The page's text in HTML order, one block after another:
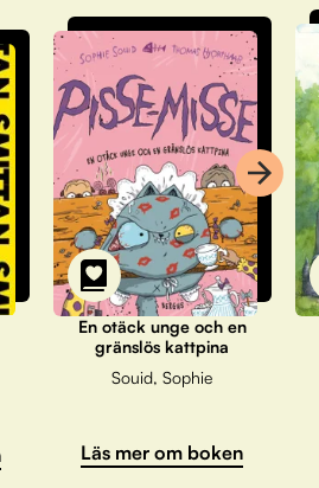
En otäck unge och en
gränslös kattpina
Souid, Sophie
Läs mer om boken